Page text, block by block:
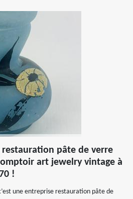
pâte de verre
art jewelry vintage à
!
une entreprise restauration pâte de